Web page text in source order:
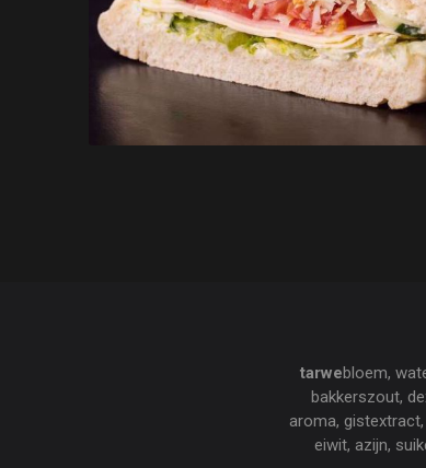
tarwebloem,
bakkerszout,
aroma,
eiwit, azijn,